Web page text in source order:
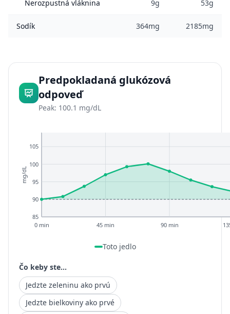
Nerozpustná vláknina 9g 53g
Sodík 364mg 2185mg
Predpokladaná glukózová
odpoveď
Peak: 100.1 mg/dL
85
90
95
100
105
0 min 45 min 90 min
mg/dL
Toto jedlo
Čo keby ste...
Jedzte zeleninu ako prvú
Jedzte bielkoviny ako prvé